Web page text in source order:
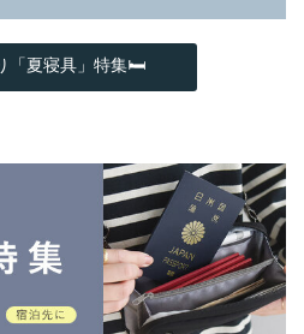
「夏寝具」特集🛏